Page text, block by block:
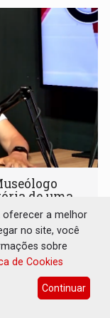
de uma
de Ferro
oferecer a melhor
no site, você
sobre
de Cookies
Continuar